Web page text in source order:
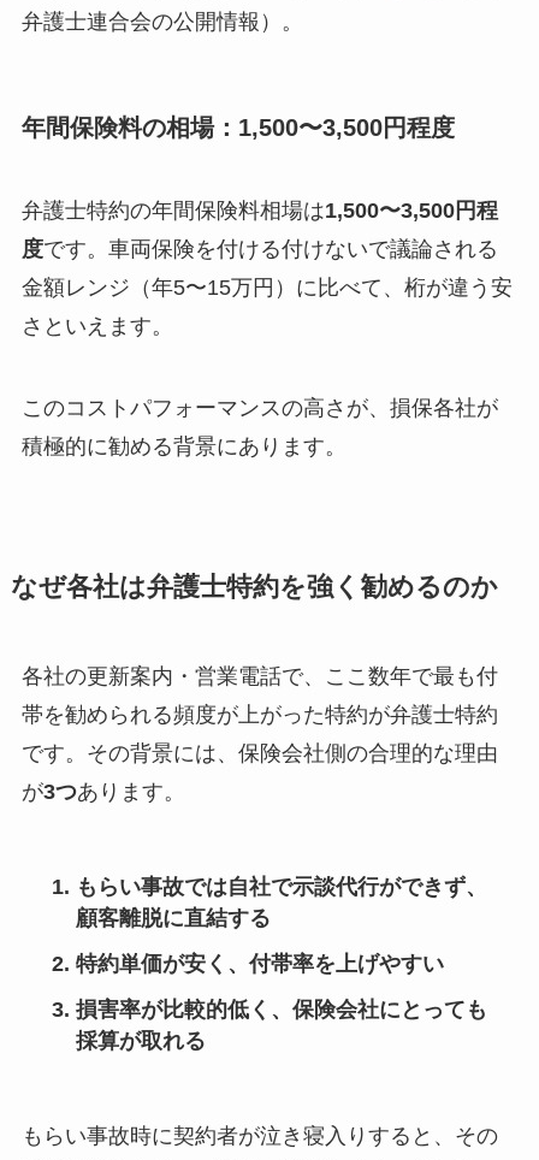
弁護士連合会の公開情報）。
年間保険料の相場：1,500〜3,500円程度
弁護士特約の年間保険料相場は1,500〜3,500円程
度です。車両保険を付ける付けないで議論される
金額レンジ（年5〜15万円）に比べて、桁が違う安
さといえます。
このコストパフォーマンスの高さが、損保各社が
積極的に勧める背景にあります。
なぜ各社は弁護士特約を強く勧めるのか
各社の更新案内・営業電話で、ここ数年で最も付
帯を勧められる頻度が上がった特約が弁護士特約
です。その背景には、保険会社側の合理的な理由
が3つあります。
もらい事故では自社で示談代行ができず、
顧客離脱に直結する
特約単価が安く、付帯率を上げやすい
損害率が比較的低く、保険会社にとっても
採算が取れる
もらい事故時に契約者が泣き寝入りすると、その